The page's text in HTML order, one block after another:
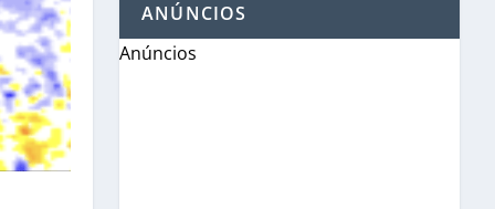
ANÚNCIOS
Anúncios